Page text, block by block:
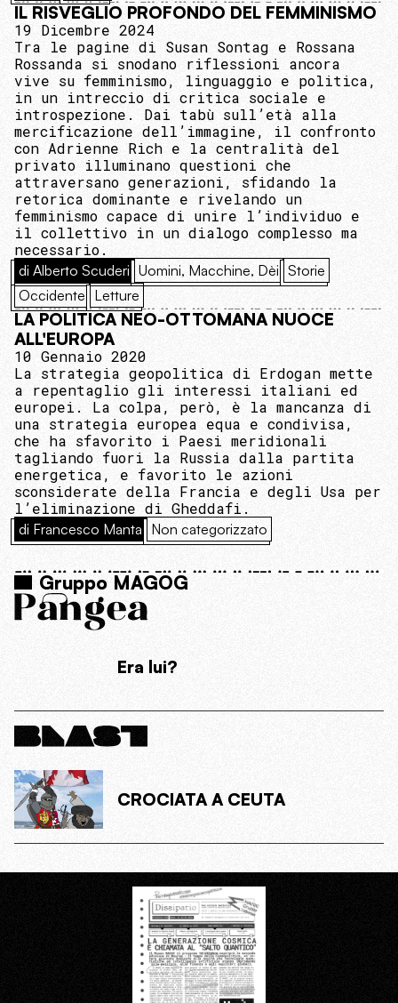
IL RISVEGLIO PROFONDO DEL FEMMINISMO
19 Dicembre 2024
Tra le pagine di Susan Sontag e Rossana
Rossanda si snodano riflessioni ancora
vive su femminismo, linguaggio e politica,
in un intreccio di critica sociale e
introspezione. Dai tabù sull’età alla
mercificazione dell’immagine, il confronto
con Adrienne Rich e la centralità del
privato illuminano questioni che
attraversano generazioni, sfidando la
retorica dominante e rivelando un
femminismo capace di unire l’individuo e
il collettivo in un dialogo complesso ma
necessario.
di Alberto Scuderi Uomini, Macchine, Dèi Storie
Occidente Letture
LA POLITICA NEO-OTTOMANA NUOCE
ALL'EUROPA
10 Gennaio 2020
La strategia geopolitica di Erdogan mette
a repentaglio gli interessi italiani ed
europei. La colpa, però, è la mancanza di
una strategia europea equa e condivisa,
che ha sfavorito i Paesi meridionali
tagliando fuori la Russia dalla partita
energetica, e favorito le azioni
sconsiderate della Francia e degli Usa per
l’eliminazione di Gheddafi.
di Francesco Manta Non categorizzato
Gruppo MAGOG
Era lui?
CROCIATA A CEUTA